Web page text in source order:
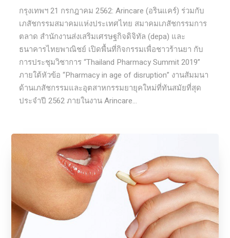
กรุงเทพฯ 21 กรกฎาคม 2562: Arincare (อรินแคร์) ร่วมกับ
เภสัชกรรมสมาคมแห่งประเทศไทย สมาคมเภสัชกรรมการ
ตลาด สำนักงานส่งเสริมเศรษฐกิจดิจิทัล (depa) และ
ธนาคารไทยพาณิชย์ เปิดพื้นที่กิจกรรมเพื่อชาวร้านยา กับ
การประชุมวิชาการ “Thailand Pharmacy Summit 2019”
ภายใต้หัวข้อ “Pharmacy in age of disruption” งานสัมมนา
ด้านเภสัชกรรมและอุตสาหกรรมยายุคใหม่ที่ทันสมัยที่สุด
ประจําปี 2562 ภายในงาน Arincare...